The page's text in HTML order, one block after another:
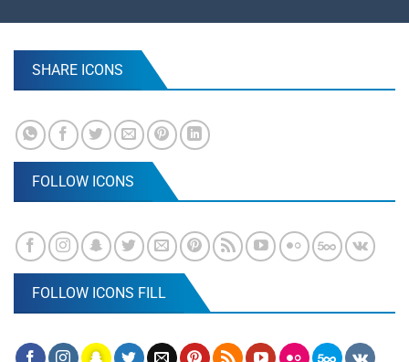
SHARE ICONS
FOLLOW ICONS
FOLLOW ICONS FILL